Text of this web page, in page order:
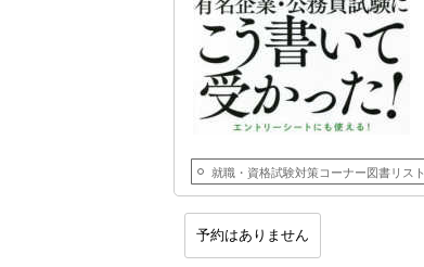
就職・資格試験対策コーナー図書リスト
予約はありません